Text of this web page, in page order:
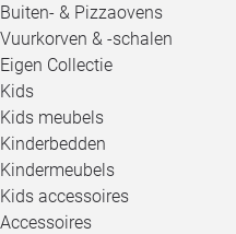
Buiten- & Pizzaovens
Vuurkorven & -schalen
Eigen Collectie
Kids
Kids meubels
Kinderbedden
Kindermeubels
Kids accessoires
Accessoires